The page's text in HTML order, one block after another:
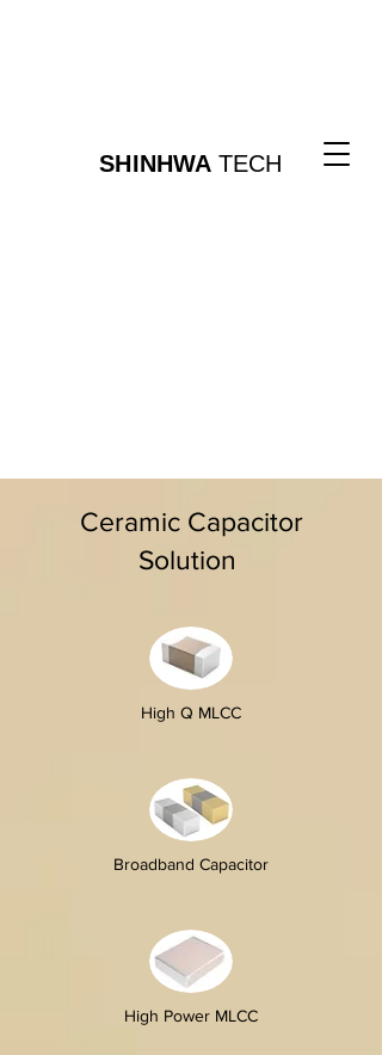
SHINHWA TECH
Ceramic Capacitor
Solution
High Q MLCC
Broadband Capacitor
High Power MLCC